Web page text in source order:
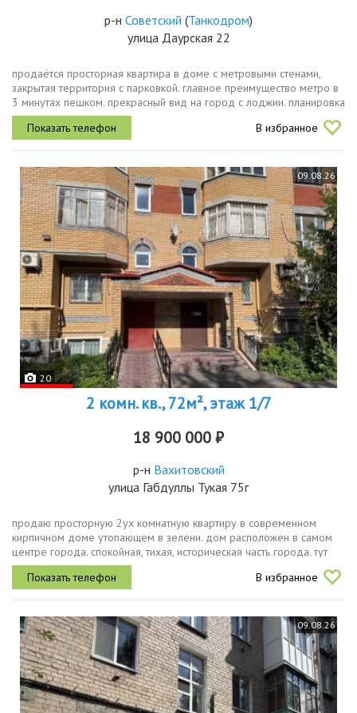
р-н Советский (Танкодром)
улица Даурская 22
продаётся просторная квартира в доме с метровыми стенами,
закрытая территория с парковкой. главное преимущество метро в
3 минутах пешком. прекрасный вид на город с лоджии. планировка
жилая комната 19 м² светлая, уютная кухнястоловая 12,9 м²
санузел...
В избранное
09.08.26
20
2 комн. кв., 72м², этаж 1/7
18 900 000 ₽
р-н Вахитовский
улица Габдуллы Тукая 75г
продаю просторную 2ух комнатную квартиру в современном
кирпичном доме утопающем в зелени. дом расположен в самом
центре города. спокойная, тихая, историческая часть города. тут
всё располагает к долгим прогулкам с изучением истории
города...
В избранное
09.08.26